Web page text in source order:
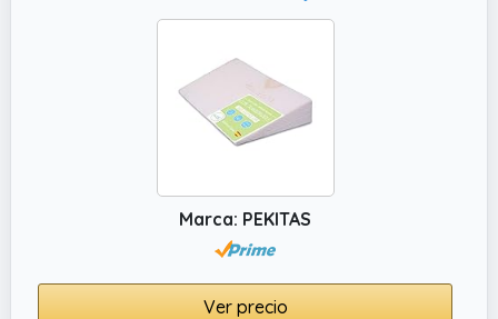
sofá, cuña para elevar colchón o cojín de
respaldo para dormir y leer.
Marca: PEKITAS
Ver precio